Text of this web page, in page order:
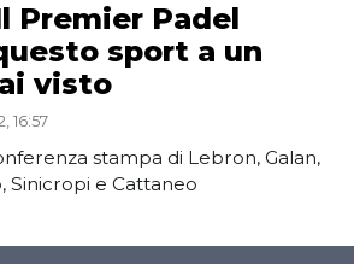
Premier Padel
sport a un
visto
16:57
stampa di Lebron, Galan,
Sinicropi e Cattaneo